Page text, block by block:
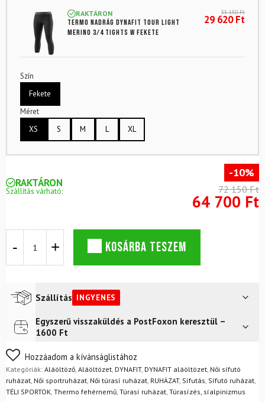
RAKTÁRON
Termo nadrág DYNAFIT Tour Light
Merino 3/4 Tights W Fekete
33 150Ft
29 620Ft
Szín
Fekete
Méret
XS
S M L XL
RAKTÁRON
Szállítás várható:
-10%
72 150 Ft
64 700 Ft
készlet
merinó
szürke/fekete
mennyiség
KOSÁRBA TESZEM
Szállítás INGYENES
Futár a címreIngyenes
FoxPost
Egyszerű visszaküldés a PostFoxon keresztül –
1600 Ft
Nem biztos a választásában? Semmi gond – a terméket
egyszerűen visszaküldheti 14 napon belül, indoklás nélkül.
Mik a visszaküldés feltételei?
Hozzáadom a kívánságlistához
Kategóriák: Aláöltöző, Aláöltözet, DYNAFIT, DYNAFIT aláöltözet, Női sífutó
ruházat, Női sportruházat, Női túrasí ruházat, RUHÁZAT, Sífutás, Sífutó ruházat,
TÉLI SPORTOK, Thermo fehérnemű, Túrasí ruházat, Túrasízés, síalpinizmus